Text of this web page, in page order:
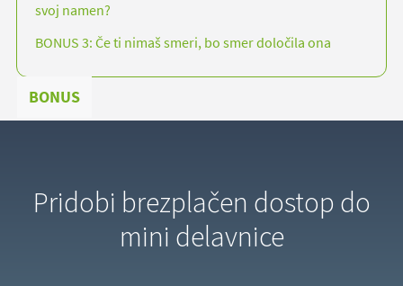
svoj namen?
BONUS 3: Če ti nimaš smeri, bo smer določila ona
BONUS
Pridobi brezplačen dostop do
mini delavnice